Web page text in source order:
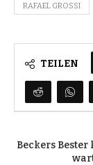
RAFAEL GROSSI
TEILEN
Beckers